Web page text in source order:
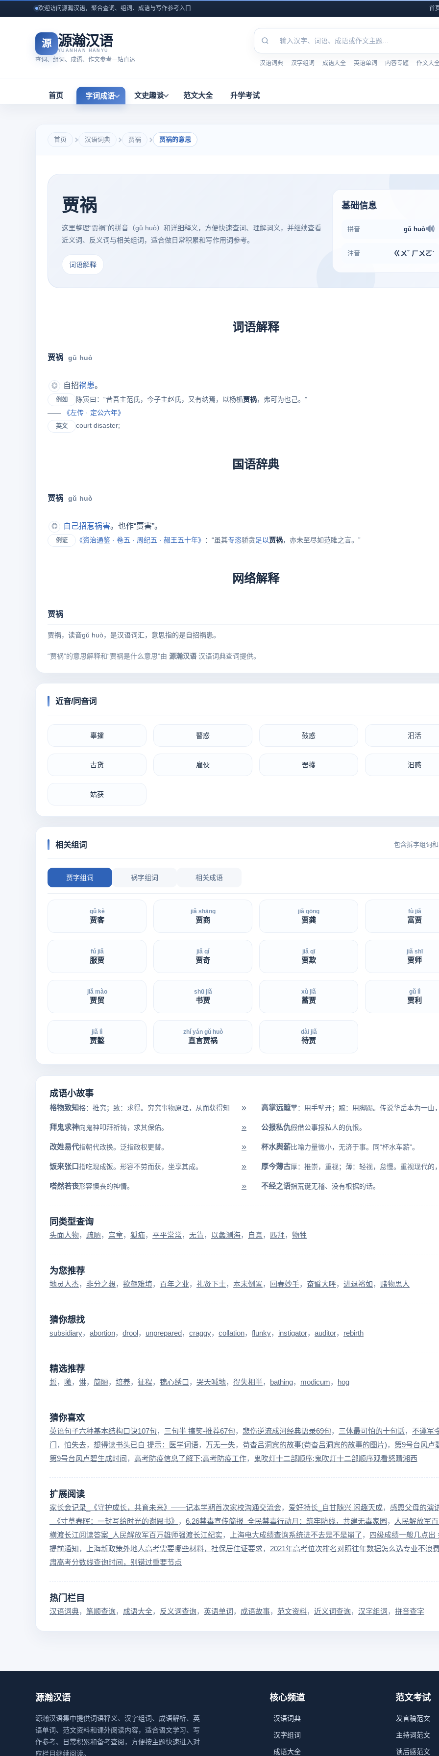
欢迎访问源瀚汉语，聚合查词、组词、成语与写作参考入口 首
源 源瀚汉语
YUANHAN HANYU
查词、组词、成语、作文参考一站直达 汉语词典 汉字组词 成语大全 英语单词 内容专题 作文大
首页 字词成语 文史趣谈 范文大全 升学考试
首页 汉语词典 贾祸 贾祸的意思
贾祸
这里整理“贾祸”的拼音（gǔ huò）和详细释义，方便快速查词、理解词义，并继续查看
近义词、反义词与相关组词，适合做日常积累和写作用词参考。
词语解释
基础信息
拼音 gǔ huò🔊
注音 ㄍㄨˇ ㄏㄨㄛˋ
词语解释
贾祸 gǔ huò
◎ 自招祸患。
例如 陈寅曰：“昔吾主范氏，今子主赵氏，又有纳焉，以杨楯贾祸，弗可为也己。”
——
《左传 · 定公六年》
英文 court disaster;
国语辞典
贾祸 gǔ huò
◎ 自己招惹祸害。也作“贾害”。
例证 《资治通鉴 · 卷五 · 周纪五 · 赧王五十年》 ：“虽其专恣骄贪足以贾祸，亦未至尽如范雎之言。”
网络解释
贾祸
贾祸，读音gǔ huò，是汉语词汇，意思指的是自招祸患。
“贾祸”的意思解释和“贾祸是什么意思”由 源瀚汉语 汉语词典查词提供。
近音/同音词
辜攉 瞽惑 鼓惑 汩活
古货 雇伙 罟擭 汩惑
姑获
相关组词 包含拆字组词
贾字组词 祸字组词 相关成语
gǔ kè
贾客
jiǎ shāng
贾商
jiǎ gōng
贾龚
fù jiǎ
富贾
fú jiǎ
服贾
jiǎ qí
贾奇
jiǎ qī
贾欺
jiǎ shī
贾师
jiǎ mào
贾贸
shū jiǎ
书贾
xù jiǎ
蓄贾
gǔ lì
贾利
jiǎ lì
贾盭
zhí yán gǔ huò
直言贾祸
dài jiǎ
待贾
成语小故事
格物致知 » 高掌远蹠
拜鬼求神向鬼神叩拜祈祷，求其保佑。 » 公报私仇假借公事报私人的仇恨。
改姓易代指朝代改换。泛指政权更替。 » 杯水舆薪比喻力量微小，无济于事。同“杯水车薪”。
饭来张口指吃现成饭。形容不劳而获，坐享其成。 » 厚今薄古
嗒然若丧形容懊丧的神情。 » 不经之语指荒诞无稽、没有根据的话。
同类型查询
头面人物 疏陋 宫童 狐疝 平平常常 无眚 以蠡测海 自憙 匹拜 物牲
为您推荐
地灵人杰 非分之想 欲壑难填 百年之业 礼贤下士 本末倒置 回春妙手 奋臂大呼 进退裕如 赌物思人
猜你想找
subsidiary abortion drool unprepared craggy collation flunky instigator auditor rebirth
精选推荐
磛 噭 惏 简陋 培养 征程 锦心绣口 哭天喊地 得失相半 bathing modicum hog
猜你喜欢
英语句子六种基本结构口诀107句 三句半 搞笑-推荐67句 悲伤逆流成河经典语录69句 三体最可怕的十句话
不遵军
门
怕失去 想得读书头已白 提示：医学词语 万无一失 苟杳吕洞宾的故事(苟杳吕洞宾的故事的图片)
第9号台风卢
第9号台风卢碧生成时间
高考防疫信息了解下;高考防疫工作 鬼吹灯十二部顺序;鬼吹灯十二部顺序观看怒晴湘西
扩展阅读
家长会记录_《守护成长，共育未来》——记本学期首次家校沟通交流会 爱好特长_自甘随兴 闲趣天成
感恩父母的演
_《寸草春晖：一封写给时光的谢恩书》
6.26禁毒宣传简报_全民禁毒行动月：筑牢防线，共建无毒家园
人民解放军
横渡长江阅读答案_人民解放军百万雄师强渡长江纪实
上海电大成绩查询系统进不去是不是崩了
四级成绩一般几点出
提前通知
上海新政策外地人高考需要哪些材料，社保居住证要求 2021年高考位次排名对照往年数据怎么选专业不浪
肃高考分数线查询时间，别错过重要节点
热门栏目
汉语词典 笔顺查询 成语大全 反义词查询 英语单词 成语故事 范文资料 近义词查询 汉字组词 拼音查字
源瀚汉语
源瀚汉语集中提供词语释义、汉字组词、成语解析、英
语单词、范文资料和课外阅读内容，适合语文学习、写
作参考、日常积累和备考查阅，方便按主题快速进入对
应栏目继续阅读。
核心频道
汉语词典
汉字组词
成语大全
范文考试
发言稿范文
主持词范文
读后感范文